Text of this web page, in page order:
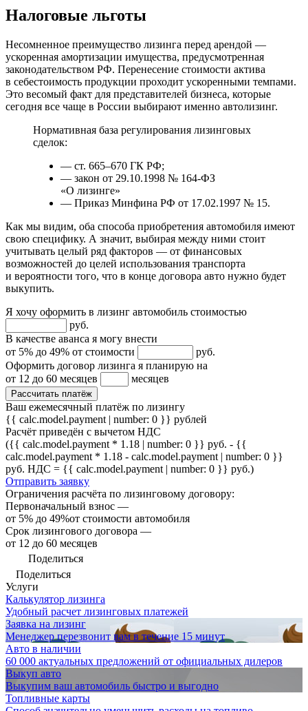
Налоговые льготы
Несомненное преимущество лизинга перед арендой —
ускоренная амортизации имущества, предусмотренная
законодательством РФ. Перенесение стоимости актива
в себестоимость продукции проходит ускоренными темпами.
Это весомый факт для представителей бизнеса, которые
сегодня все чаще в России выбирают именно автолизинг.
Нормативная база регулирования лизинговых
сделок:
— ст. 665–670 ГК РФ;
— закон от 29.10.1998 № 164-ФЗ
«О лизинге»
— Приказ Минфина РФ от 17.02.1997 № 15.
Как мы видим, оба способа приобретения автомобиля имеют
свою специфику. А значит, выбирая между ними стоит
учитывать целый ряд факторов — от финансовых
возможностей до целей использования транспорта
и вероятности того, что в конце договора авто нужно будет
выкупить.
Я хочу оформить в лизинг автомобиль стоимостью
руб.
В качестве аванса я могу внести
от 5% до 49% от стоимости
руб.
Оформить договор лизинга я планирую на
от 12 до 60 месяцев
месяцев
Рассчитать платёж
Ваш ежемесячный платёж по лизингу
{{ calc.model.payment | number: 0 }} рублей
Расчёт приведён с вычетом НДС
({{ calc.model.payment * 1.18 | number: 0 }} руб. - {{
calc.model.payment * 1.18 - calc.model.payment | number: 0 }}
руб. НДС = {{ calc.model.payment | number: 0 }} руб.)
Отправить заявку
Ограничения расчёта по лизинговому договору:
Первоначальный взнос —
от 5% до 49%от стоимости автомобиля
Срок лизингового договора —
от 12 до 60 месяцев
Поделиться
Поделиться
Услуги
Калькулятор лизинга
Удобный расчет лизинговых платежей
Заявка на лизинг
Менеджер перезвонит вам в течение 15 минут
Авто в наличии
60 000 актуальных предложений от официальных дилеров
Выкуп авто
Выкупим ваш автомобиль быстро и выгодно
Топливные карты